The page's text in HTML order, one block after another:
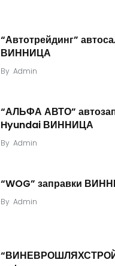
“Автотрейдинг”
ВИННИЦА
By Admin
“АЛЬФА АВТО”
Hyundai ВИННИЦА
By Admin
“WOG” заправки
By Admin